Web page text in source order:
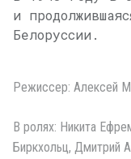
и
Белоруссии.
Режиссер: Алексей
В ролях: Никита
Биркхольц, Дмитрий